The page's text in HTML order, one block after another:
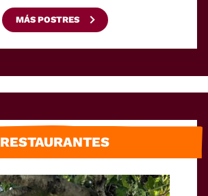
MÁS POSTRES
RESTAURANTES